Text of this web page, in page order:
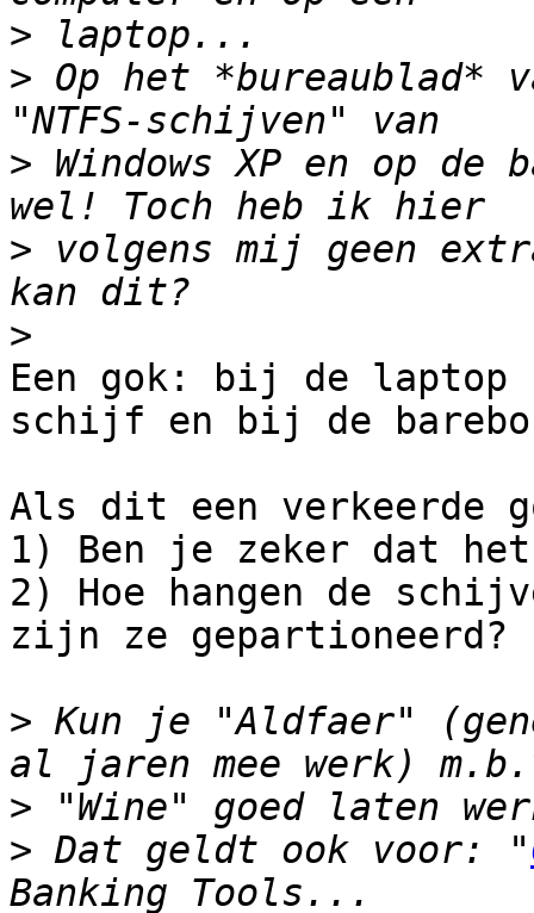
>
> Op het
> Windows XP en op
> volgens mij geen
>
Een gok: bij de laptop
schijf en bij de
Als dit een verkeerde
1) Ben je zeker dat
2) Hoe hangen de
zijn ze gepartioneerd?
> Kun je "Aldfaer"
>
> Dat geldt ook voor: "